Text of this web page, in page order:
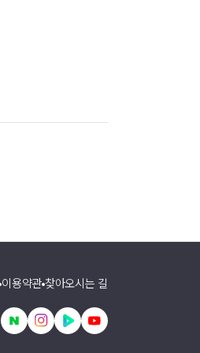
이용약관 찾아오시는 길